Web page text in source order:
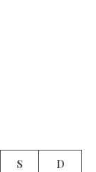
S
D